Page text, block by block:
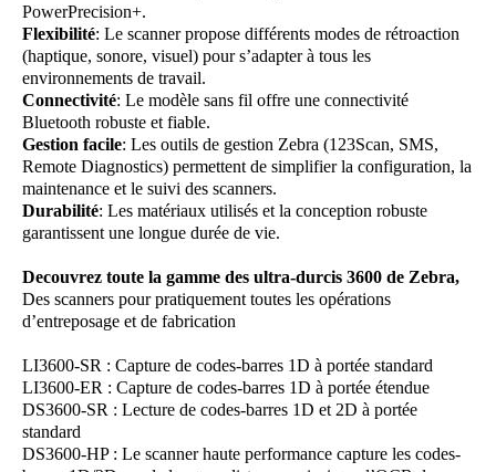
PowerPrecision+.
Flexibilité: Le scanner propose différents modes de rétroaction
(haptique, sonore, visuel) pour s’adapter à tous les
environnements de travail.
Connectivité: Le modèle sans fil offre une connectivité
Bluetooth robuste et fiable.
Gestion facile: Les outils de gestion Zebra (123Scan, SMS,
Remote Diagnostics) permettent de simplifier la configuration, la
maintenance et le suivi des scanners.
Durabilité: Les matériaux utilisés et la conception robuste
garantissent une longue durée de vie.
Decouvrez toute la gamme des ultra-durcis 3600 de Zebra,
Des scanners pour pratiquement toutes les opérations
d’entreposage et de fabrication
LI3600-SR : Capture de codes-barres 1D à portée standard
LI3600-ER : Capture de codes-barres 1D à portée étendue
DS3600-SR : Lecture de codes-barres 1D et 2D à portée
standard
DS3600-HP : Le scanner haute performance capture les codes-